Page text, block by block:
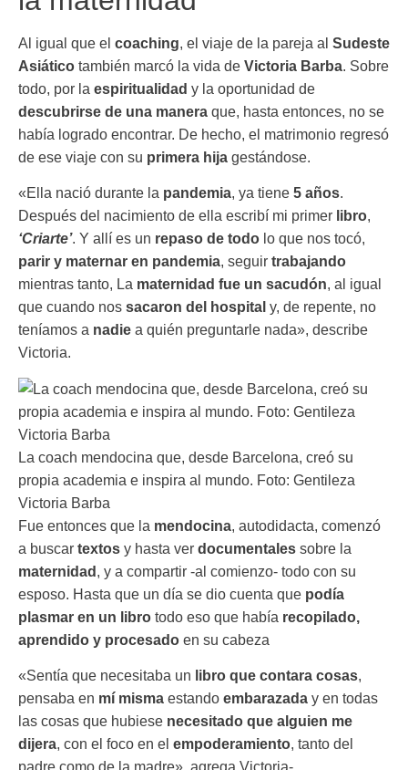
Al igual que el coaching, el viaje de la pareja al Sudeste
Asiático también marcó la vida de Victoria Barba. Sobre
todo, por la espiritualidad y la oportunidad de
descubrirse de una manera que, hasta entonces, no se
había logrado encontrar. De hecho, el matrimonio regresó
de ese viaje con su primera hija gestándose.
«Ella nació durante la pandemia, ya tiene 5 años.
Después del nacimiento de ella escribí mi primer libro,
‘Criarte’. Y allí es un repaso de todo lo que nos tocó,
parir y maternar en pandemia, seguir trabajando
mientras tanto, La maternidad fue un sacudón, al igual
que cuando nos sacaron del hospital y, de repente, no
teníamos a nadie a quién preguntarle nada», describe
Victoria.
La coach mendocina que, desde Barcelona, creó su
propia academia e inspira al mundo. Foto: Gentileza
Victoria Barba
Fue entonces que la mendocina, autodidacta, comenzó
a buscar textos y hasta ver documentales sobre la
maternidad , y a compartir -al comienzo- todo con su
esposo. Hasta que un día se dio cuenta que podía
plasmar en un libro todo eso que había recopilado,
aprendido y procesado en su cabeza
«Sentía que necesitaba un libro que contara cosas,
pensaba en mí misma estando embarazada y en todas
las cosas que hubiese necesitado que alguien me
dijera, con el foco en el empoderamiento, tanto del
padre como de la madre», agrega Victoria-